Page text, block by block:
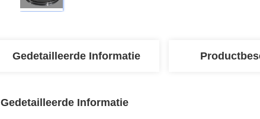
Gedetailleerde Informatie
Gedetailleerde Informatie